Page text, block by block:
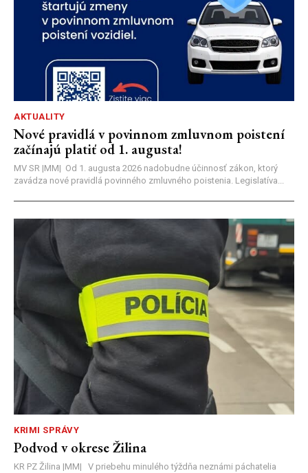
AKTUALITY
Nové pravidlá v povinnom zmluvnom poistení
začínajú platiť od 1. augusta!
MV SR |MM| Od 1. augusta 2026 nadobudne účinnosť zákon, ktorý
zavádza nové pravidlá povinného zmluvného poistenia. Legislatíva...
KRIMI SPRÁVY
Podvod v okrese Žilina
KR PZ Žilina |MM| V priebehu minulého týždňa neznámi páchatelia